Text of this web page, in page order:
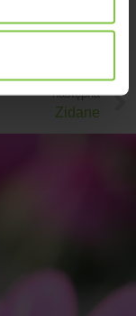
następna
Zidane